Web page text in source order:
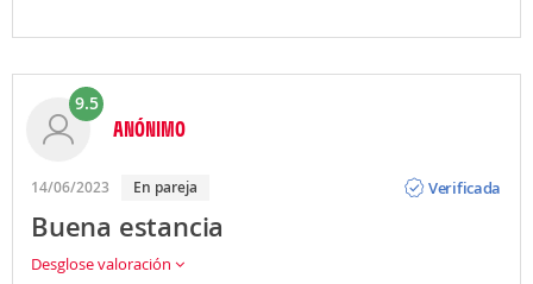
9.5
ANÓNIMO
14/06/2023 En pareja
Verificada
Buena estancia
Desglose valoración